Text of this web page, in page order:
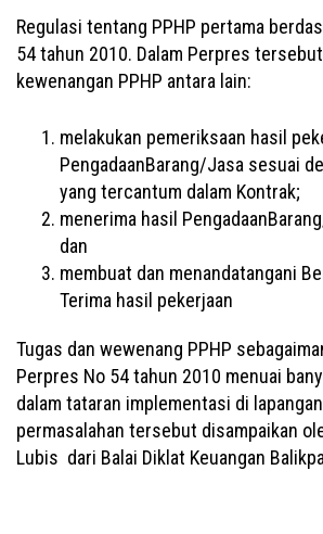
Regulasi tentang PPHP pertama
54 tahun 2010. Dalam Perpres
kewenangan PPHP antara lain:
melakukan pemeriksaan hasil
PengadaanBarang/Jasa sesuai
yang tercantum dalam Kontrak;
menerima hasil
dan
membuat dan menandatangani
Terima hasil pekerjaan
Tugas dan wewenang PPHP
Perpres No 54 tahun 2010 menuai
dalam tataran implementasi di
permasalahan tersebut disampaikan
Lubis dari Balai Diklat Keuangan